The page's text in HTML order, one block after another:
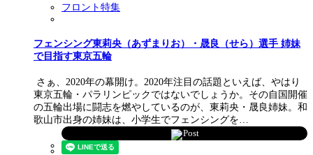
フロント特集
フェンシング東莉央（あずまりお）・晟良（せら）選手 姉妹
で目指す東京五輪
さぁ、2020年の幕開け。2020年注目の話題といえば、やはり
東京五輪・パラリンピックではないでしょうか。その自国開催
の五輪出場に闘志を燃やしているのが、東莉央・晟良姉妹。和
歌山市出身の姉妹は、小学生でフェンシングを…
Post